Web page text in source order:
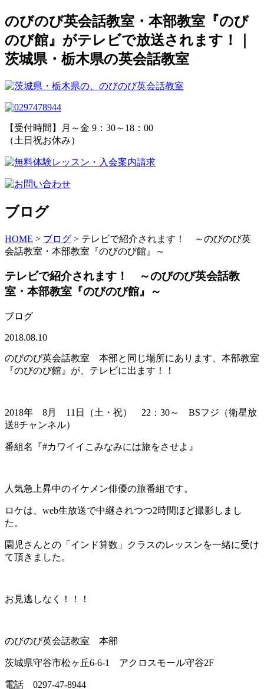
のびのび英会話教室・本部教室『のび
のび館』がテレビで放送されます！｜
茨城県・栃木県の英会話教室
【受付時間】月～金 9：30～18：00
（土日祝お休み）
ブログ
HOME > ブログ > テレビで紹介されます！ ～のびのび英
会話教室・本部教室『のびのび館』～
テレビで紹介されます！ ～のびのび英会話教
室・本部教室『のびのび館』～
ブログ
2018.08.10
のびのび英会話教室 本部と同じ場所にあります、本部教室
『のびのび館』が、テレビに出ます！！
2018年 8月 11日（土・祝） 22：30～ BSフジ（衛星放
送8チャンネル）
番組名『#カワイイこみなみには旅をさせよ』
人気急上昇中のイケメン俳優の旅番組です。
ロケは、web生放送で中継されつつ2時間ほど撮影しまし
た。
園児さんとの「インド算数」クラスのレッスンを一緒に受け
て頂きました。
お見逃しなく！！！
のびのび英会話教室 本部
茨城県守谷市松ヶ丘6-6-1 アクロスモール守谷2F
電話 0297-47-8944